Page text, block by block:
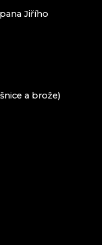
Jiřího
a brože)